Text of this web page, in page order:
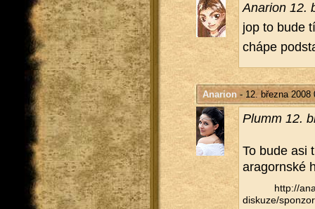
Ana­ri­on 12.
jop to bude
chá­pe
Anarion- 12. března 2008
Plumm 12.
To bude asi
ara­gorn­ské
http://​
diskuze/​